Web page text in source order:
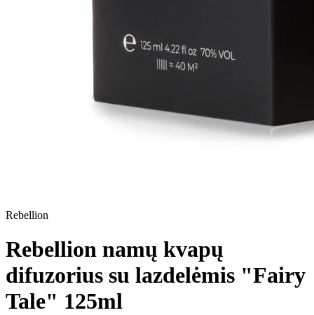
Rebellion
Rebellion namų kvapų
difuzorius su lazdelėmis "Fairy
Tale" 125ml